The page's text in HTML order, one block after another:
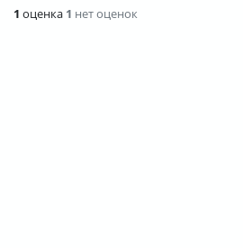
1 оценка 1 нет оценок